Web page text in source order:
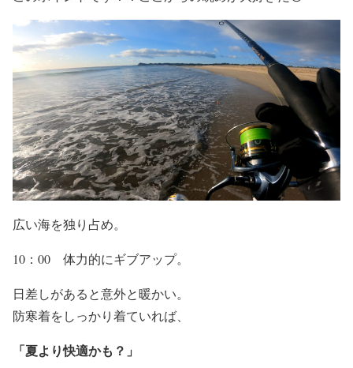
広い海を独り占め。
10：00 体力的にギブアップ。
日差しがあると意外と暖かい。
防寒着をしっかり着ていれば、
「夏より快適かも？」